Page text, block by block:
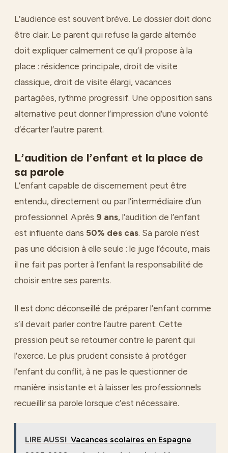
L’audience est souvent brève. Le dossier doit donc
être clair. Le parent qui refuse la garde alternée
doit expliquer calmement ce qu’il propose à la
place : résidence principale, droit de visite
classique, droit de visite élargi, vacances
partagées, rythme progressif. Une opposition sans
alternative peut donner l’impression d’une volonté
d’écarter l’autre parent.
L’audition de l’enfant et la place de
sa parole
L’enfant capable de discernement peut être
entendu, directement ou par l’intermédiaire d’un
professionnel. Après 9 ans, l’audition de l’enfant
est influente dans 50% des cas. Sa parole n’est
pas une décision à elle seule : le juge l’écoute, mais
il ne fait pas porter à l’enfant la responsabilité de
choisir entre ses parents.
Il est donc déconseillé de préparer l’enfant comme
s’il devait parler contre l’autre parent. Cette
pression peut se retourner contre le parent qui
l’exerce. Le plus prudent consiste à protéger
l’enfant du conflit, à ne pas le questionner de
manière insistante et à laisser les professionnels
recueillir sa parole lorsque c’est nécessaire.
LIRE AUSSI Vacances scolaires en Espagne